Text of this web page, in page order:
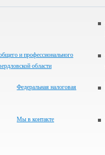
и профессионального
области
Федеральная налоговая
Мы в контакте